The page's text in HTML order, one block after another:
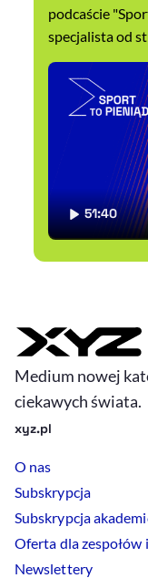
podcaście
specjalista od
CZAS TRWANIA
51:40
Medium nowej
ciekawych świata.
xyz.pl
O nas
Subskrypcja
Subskrypcja
Oferta dla zespołów
Newslettery